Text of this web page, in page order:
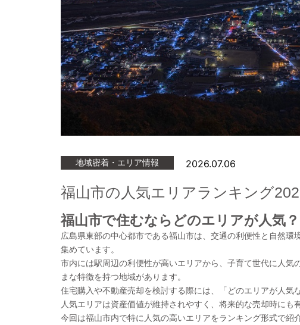
地域密着・エリア情報 2026.07.06
福山市の人気エリアランキング
福山市で住むならどのエリアが人気？
広島県東部の中心都市である福山市は、交通の利便性と自然環
集めています。
市内には駅周辺の利便性が高いエリアから、子育て世代に人気
まな特徴を持つ地域があります。
住宅購入や不動産売却を検討する際には、「どのエリアが人気
人気エリアは資産価値が維持されやすく、将来的な売却時にも
今回は福山市内で特に人気の高いエリアをランキング形式で紹